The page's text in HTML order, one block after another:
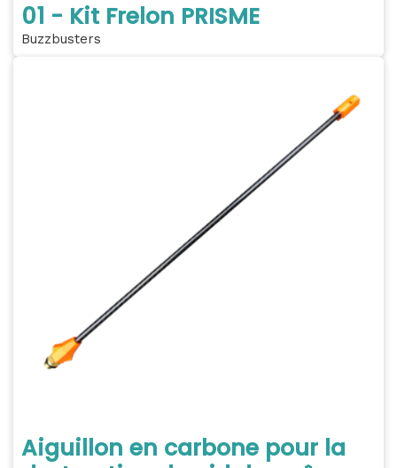
01 - Kit Frelon PRISME
Buzzbusters
Aiguillon en carbone pour la